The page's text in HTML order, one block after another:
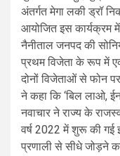
अंतर्गत मेगा लकी ड्रॉ
आयोजित इस कार्यक्रम
नैनीताल जनपद की
प्रथम विजेता के रूप में
दोनों विजेताओं से फोन
ने कहा कि ‘बिल लाओ,
नवाचार ने राज्य के
वर्ष 2022 में शुरू की गई
प्रणाली से सीधे जोड़ने